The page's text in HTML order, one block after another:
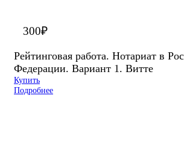
300₽
Рейтинговая работа. Нотариат в
Федерации. Вариант 1. Витте
Купить
Подробнее